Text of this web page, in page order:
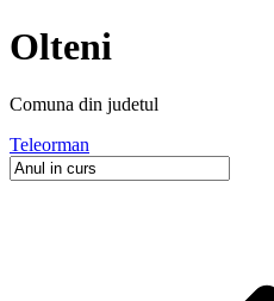
Olteni
Comuna din judetul
Teleorman